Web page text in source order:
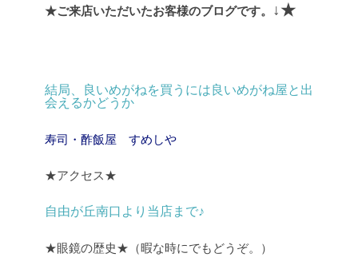
★ご来店いただいたお客様のブログです。 ↓★
結局、良いめがねを買うには良いめがね屋と出
会えるかどうか
寿司・酢飯屋 すめしや
★アクセス★
自由が丘南口より当店まで♪
★眼鏡の歴史★（暇な時にでもどうぞ。）